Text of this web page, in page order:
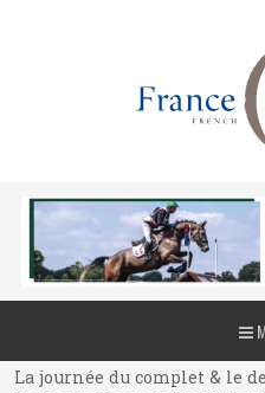
La journée du complet & le
indoor reviennent le 23
La journée du complet & le